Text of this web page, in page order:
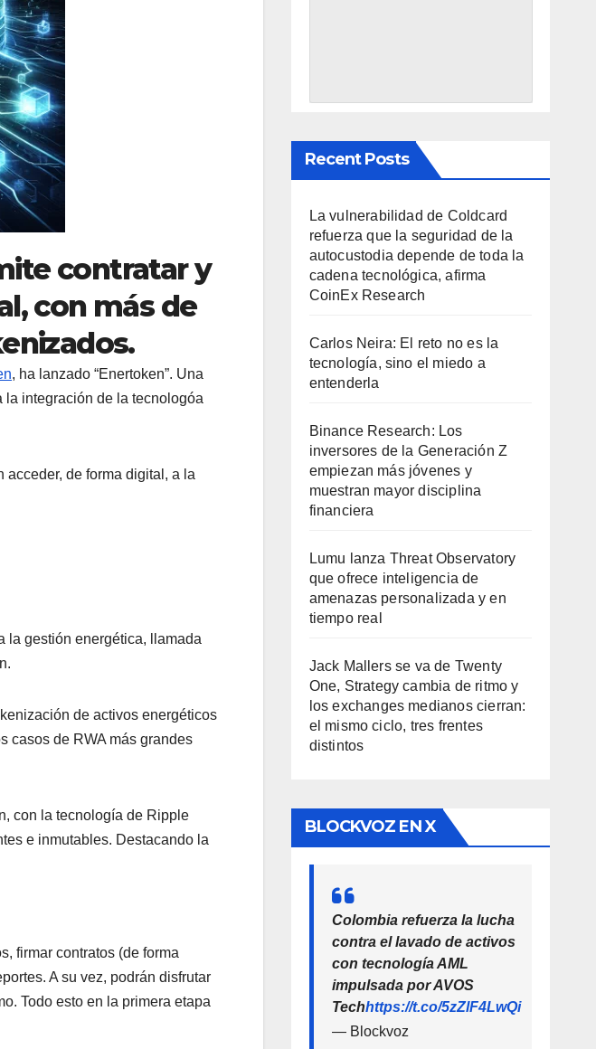
contratar y
con más de
, ha lanzado “Enertoken”. Una
la integración de la tecnologóa
acceder, de forma digital, a la
la gestión energética, llamada
de activos energéticos
casos de RWA más grandes
con la tecnología de Ripple
e inmutables. Destacando la
firmar contratos (de forma
A su vez, podrán disfrutar
Todo esto en la primera etapa
Recent Posts
La vulnerabilidad de Coldcard
refuerza que la seguridad de la
autocustodia depende de toda la
cadena tecnológica, afirma
CoinEx Research
Carlos Neira: El reto no es la
tecnología, sino el miedo a
entenderla
Binance Research: Los
inversores de la Generación Z
empiezan más jóvenes y
muestran mayor disciplina
financiera
Lumu lanza Threat Observatory
que ofrece inteligencia de
amenazas personalizada y en
tiempo real
Jack Mallers se va de Twenty
One, Strategy cambia de ritmo y
los exchanges medianos cierran:
el mismo ciclo, tres frentes
distintos
BLOCKVOZ EN X
Colombia refuerza la lucha
contra el lavado de activos
con tecnología AML
impulsada por AVOS
Techhttps://t.co/5zZlF4LwQi
— Blockvoz